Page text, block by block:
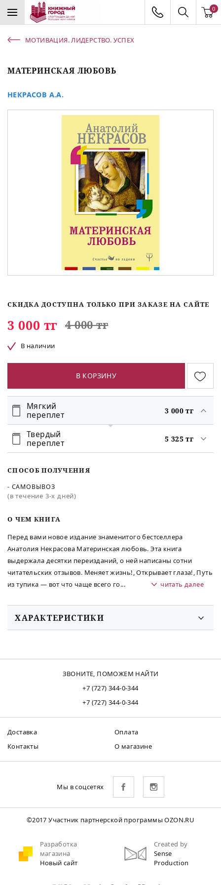
0
МОТИВАЦИЯ. ЛИДЕРСТВО. УСПЕХ
МАТЕРИНСКАЯ ЛЮБОВЬ
НЕКРАСОВ А.А.
O ЧЕМ КНИГА
Перед вами новое издание знаменитого бестселлера
Анатолия Некрасова Материнская любовь. Эта книга
выдержала десятки переизданий, о ней написаны сотни
читательских отзывов. Меняет жизнь!, Открывает глаза!, Путь
из тупика — вот что чаще всего го... читать далее
СКИДКА ДОСТУПНА ТОЛЬКО ПРИ ЗАКАЗЕ НА САЙТЕ
3 000 тг 4 000 тг
В наличии
В КОРЗИНУ
Мягкий
переплет
3 000 тг
Твердый
переплет
5 325 тг
СПОСОБ ПОЛУЧЕНИЯ
- САМОВЫВОЗ
(в течение 3-х дней)
ХАРАКТЕРИСТИКИ
ЗВОНИТЕ, ПОМОЖЕМ НАЙТИ
+7 (727) 344-0-344
+7 (727) 344-0-344
Доставка
Оплата
Контакты
О магазине
Мы в соцсетях
©2017 Участник партнерской программы OZON.RU
Разработка
магазина
Новый сайт
Created by
Sense
Production